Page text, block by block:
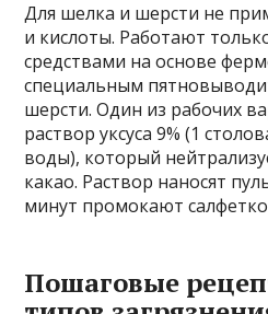
Для шелка и шерсти не
и кислоты. Работают
средствами на основе
специальным
шерсти. Один из рабочих
раствор уксуса 9% (1
воды), который
какао. Раствор наносят
минут промокают
Пошаговые